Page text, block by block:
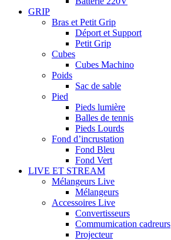
GRIP
Bras et Petit Grip
Déport et Support
Petit Grip
Cubes
Cubes Machino
Poids
Sac de sable
Pied
Pieds lumière
Balles de tennis
Pieds Lourds
Fond d’incrustation
Fond Bleu
Fond Vert
LIVE ET STREAM
Mélangeurs Live
Mélangeurs
Accessoires Live
Convertisseurs
Commumication cadreurs
Projecteur